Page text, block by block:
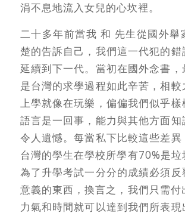
涓不息地流入女兒的心坎裡。
二十多年前當我 和 先生從國外舉
楚的告訴自己，我們這一代犯的
延續到下一代。當初在國外念書
是台灣的求學過程如此辛苦，相較
上學就像在玩樂，偏偏我們似乎樣
語言是一回事，能力與其他方面知
令人遺憾。每當私下比較這些差
台灣的學生在學校所學有70%是垃
為了升學考試一分分的成績必須
意義的東西，換言之，我們只需付
力氣和時間就可以達到我們所表現